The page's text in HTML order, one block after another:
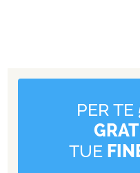
PER TE
TUE